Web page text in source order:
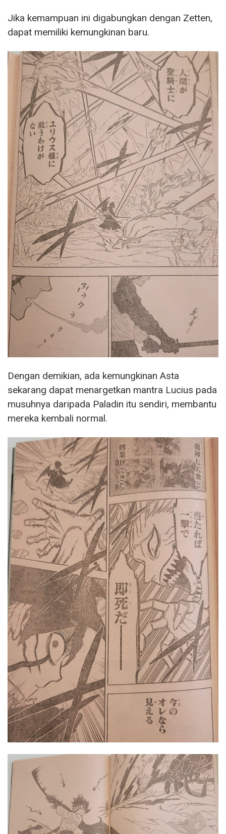
Jika kemampuan ini digabungkan dengan Zetten,
dapat memiliki kemungkinan baru.
Dengan demikian, ada kemungkinan Asta
sekarang dapat menargetkan mantra Lucius pada
musuhnya daripada Paladin itu sendiri, membantu
mereka kembali normal.